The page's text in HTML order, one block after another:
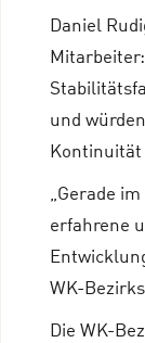
Daniel
und
Kontinuität
„Gerade
erfahrene
WK-
Die WK-